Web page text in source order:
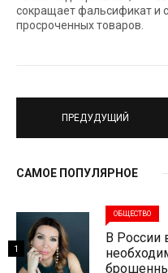
сокращает фальсификат и
просроченных товаров.
ПРЕДУДУЩИЙ
САМОЕ ПОПУЛЯРНОЕ
ОБЩЕСТВО
В России
1